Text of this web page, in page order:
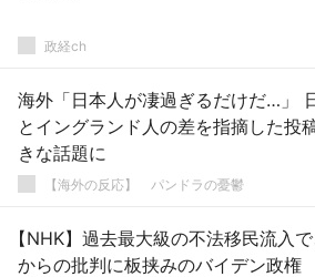
政経ch
海外「日本人が凄過ぎるだけだ…」
とイングランド人の差を指摘した投
きな話題に
【海外の反応】 パンドラの憂鬱
【NHK】過去最大級の不法移民流入
からの批判に板挟みのバイデン政